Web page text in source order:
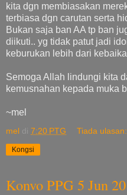
kita dgn membiasakan
terbiasa dgn carutan serta
Bukan saja ban AA tp ban
diikuti.. yg tidak patut jadi
keburukan lebih dari
Semoga Allah lindungi kita
kemusnahan kepada muka
~mel
mel di 7:20 PTG Tiada ulasan:
Kongsi
Konvo PPG 5 Jun